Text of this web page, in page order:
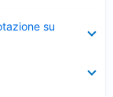
su